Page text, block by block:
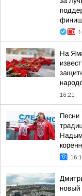
На
16:21
Песни